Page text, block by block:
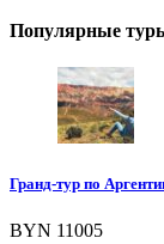
Популярные
Гранд-тур по
BYN 11005